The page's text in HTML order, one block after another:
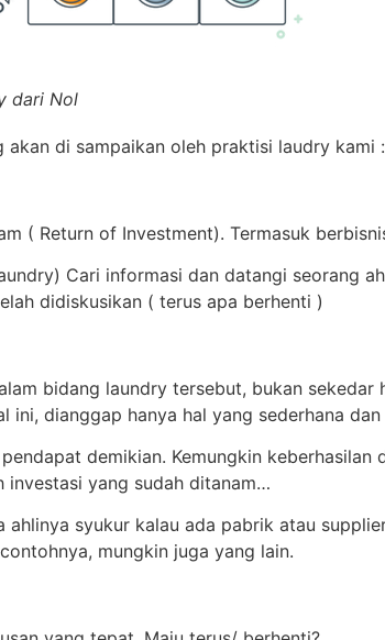
Nol
di sampaikan oleh praktisi laudry kami :
( Return of Investment). Termasuk
Cari informasi dan datangi seorang
didiskusikan ( terus apa berhenti )
bidang laundry tersebut, bukan sekedar
dianggap hanya hal yang sederhana dan
demikian. Kemungkin keberhasilan
investasi yang sudah ditanam…
syukur kalau ada pabrik atau
mungkin juga yang lain.